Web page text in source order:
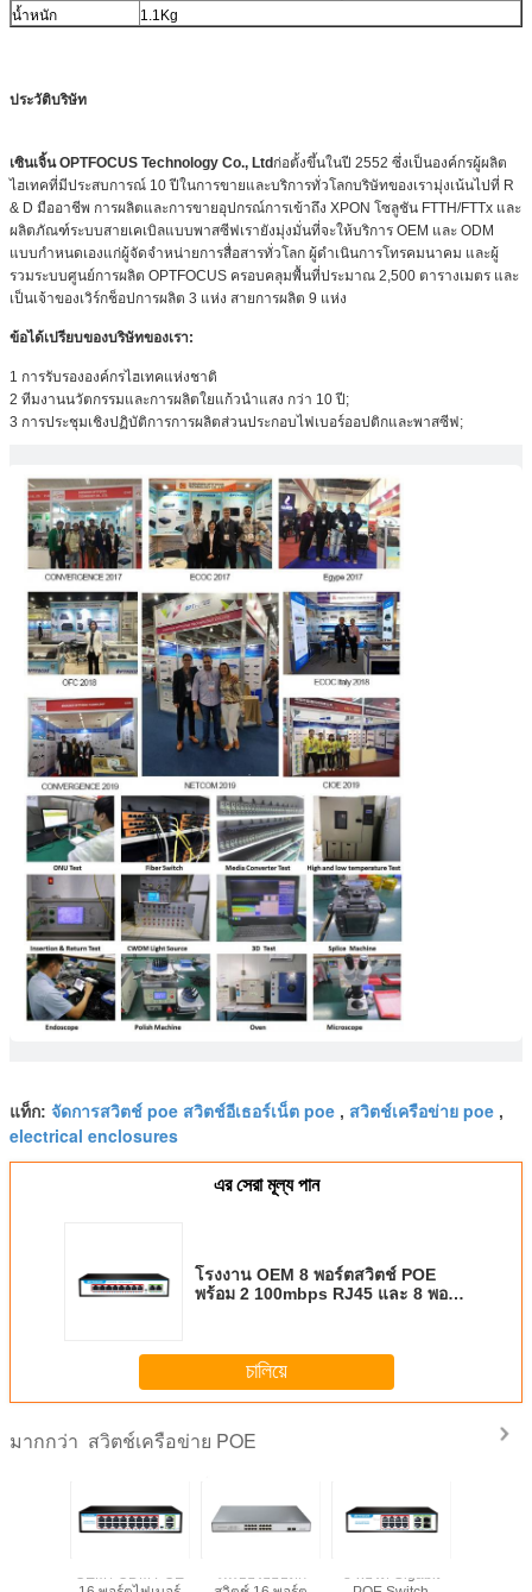
น้ำหนัก
1.1Kg
ประวัติบริษัท
เซินเจิ้น OPTFOCUS Technology Co., Ltdก่อตั้งขึ้นในปี 2552 ซึ่งเป็นองค์กรผู้ผลิต
ไฮเทคที่มีประสบการณ์ 10 ปีในการขายและบริการทั่วโลกบริษัทของเรามุ่งเน้นไปที่ R
& D มืออาชีพ การผลิตและการขายอุปกรณ์การเข้าถึง XPON โซลูชัน FTTH/FTTx และ
ผลิตภัณฑ์ระบบสายเคเบิลแบบพาสซีฟเรายังมุ่งมั่นที่จะให้บริการ OEM และ ODM
แบบกำหนดเองแก่ผู้จัดจำหน่ายการสื่อสารทั่วโลก ผู้ดำเนินการโทรคมนาคม และผู้
รวมระบบศูนย์การผลิต OPTFOCUS ครอบคลุมพื้นที่ประมาณ 2,500 ตารางเมตร และ
เป็นเจ้าของเวิร์กช็อปการผลิต 3 แห่ง สายการผลิต 9 แห่ง
ข้อได้เปรียบของบริษัทของเรา:
1 การรับรององค์กรไฮเทคแห่งชาติ
2 ทีมงานนวัตกรรมและการผลิตใยแก้วนำแสง กว่า 10 ปี;
3 การประชุมเชิงปฏิบัติการการผลิตส่วนประกอบไฟเบอร์ออปติกและพาสซีฟ;
แท็ก: จัดการสวิตช์ poe สวิตช์อีเธอร์เน็ต poe , สวิตช์เครือข่าย poe ,
electrical enclosures
এর সেরা মূল্য পান
โรงงาน OEM 8 พอร์ตสวิตช์ POE
พร้อม 2 100mbps RJ45 และ 8 พอร์ต
চালিয়ে
มากกว่า สวิตช์เครือข่าย POE
OEM / ODM POE
ไฟเบอร์ออปติก
8 พอร์ต Gigabit